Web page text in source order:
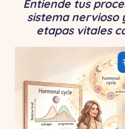
Entiende tus
sistema nervioso
etapas vitales